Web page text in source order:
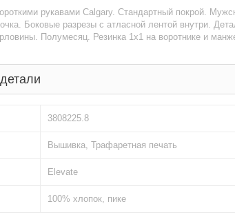
рукавами Calgary. Стандартный покрой.
Боковые разрезы с атласной лентой внутри.
Полумесяц. Резинка 1х1 на воротнике и
3808225.8
Вышивка, Трафаретная печать
Elevate
100% хлопок, пике